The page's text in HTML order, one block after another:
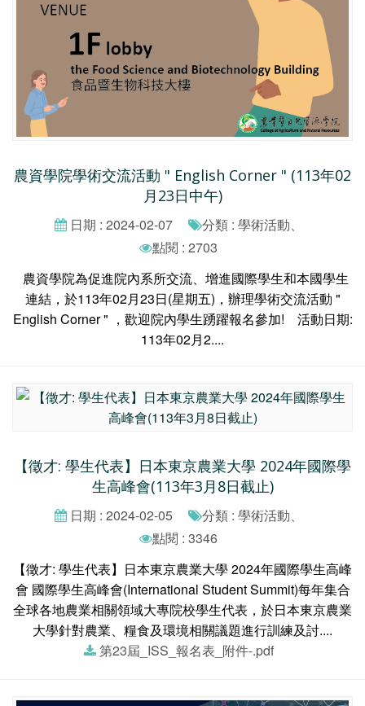
農資學院學術交流活動 " English Corner " (113年02
月23日中午)
日期 : 2024-02-07
分類 : 學術活動、
點閱 : 2703
農資學院為促進院內系所交流、增進國際學生和本國學生
連結，於113年02月23日(星期五)，辦理學術交流活動 "
English Corner " ，歡迎院內學生踴躍報名參加! 活動日期:
113年02月2....
【徵才: 學生代表】日本東京農業大學 2024年國際學
生高峰會(113年3月8日截止)
日期 : 2024-02-05
分類 : 學術活動、
點閱 : 3346
【徵才: 學生代表】日本東京農業大學 2024年國際學生高峰
會 國際學生高峰會(International Student Summit)每年集合
全球各地農業相關領域大專院校學生代表，於日本東京農業
大學針對農業、糧食及環境相關議題進行訓練及討....
第23屆_ISS_報名表_附件-.pdf